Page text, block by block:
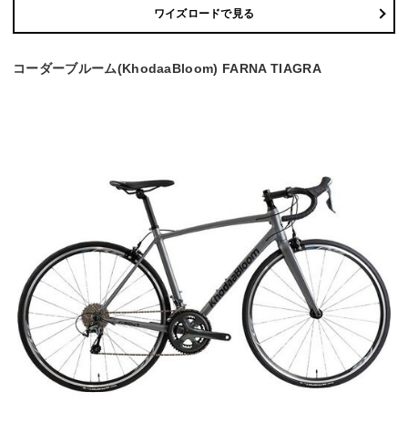
ワイズロードで見る
コーダーブルーム(KhodaaBloom) FARNA TIAGRA